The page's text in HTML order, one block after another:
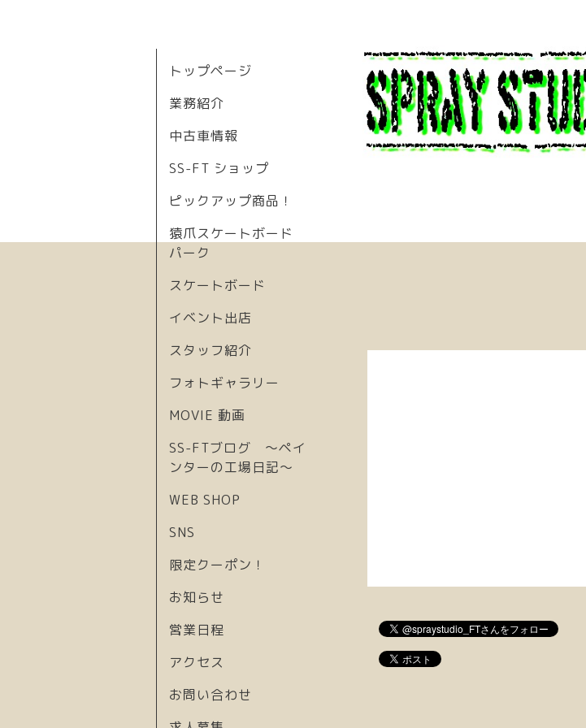
トップページ
業務紹介
中古車情報
SS-FT ショップ
ピックアップ商品！
猿爪スケートボード
パーク
スケートボード
イベント出店
スタッフ紹介
フォトギャラリー
MOVIE 動画
SS-FTブログ 〜ペイ
ンターの工場日記〜
WEB SHOP
SNS
限定クーポン！
お知らせ
営業日程
アクセス
お問い合わせ